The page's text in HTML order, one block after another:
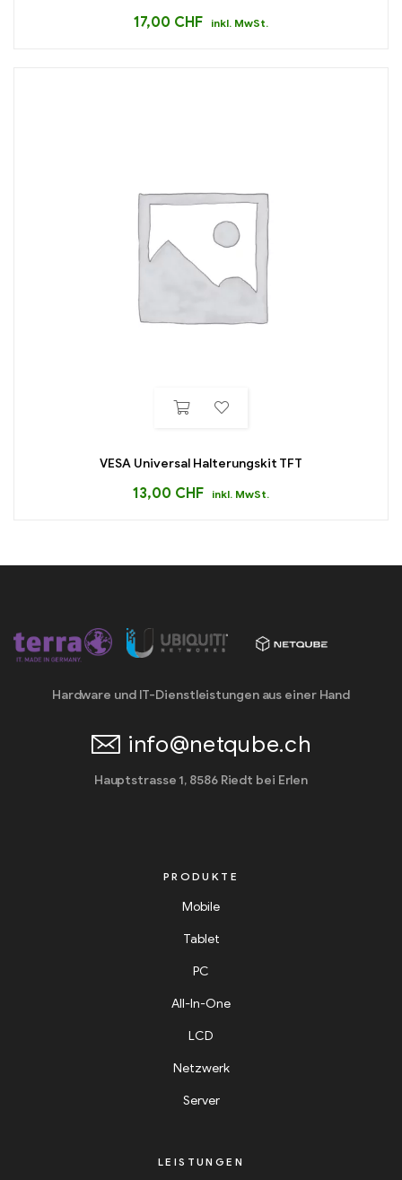
17,00 CHF inkl. MwSt.
VESA Universal Halterungskit TFT
13,00 CHF inkl. MwSt.
Hardware und IT-Dienstleistungen aus einer Hand
info@netqube.ch
Hauptstrasse 1, 8586 Riedt bei Erlen
PRODUKTE
Mobile
Tablet
PC
All-In-One
LCD
Netzwerk
Server
LEISTUNGEN